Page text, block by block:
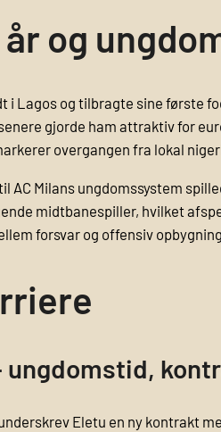
og
i Lagos og tilbragte sine første
gjorde ham attraktiv for
overgangen fra lokal
AC Milans ungdomssystem
midtbanespiller, hvilket
forsvar og offensiv
ungdomstid,
Eletu en ny kontrakt